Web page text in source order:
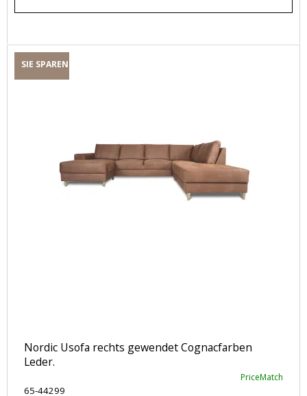
SIE SPAREN
Nordic Usofa rechts gewendet Cognacfarben
Leder.
PriceMatch
65-44299